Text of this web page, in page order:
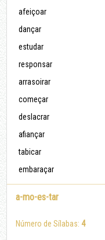
afeiçoar
dançar
estudar
responsar
arrasoirar
começar
deslacrar
afiançar
tabicar
embaraçar
a-mo-es-tar
Número de Sílabas:4